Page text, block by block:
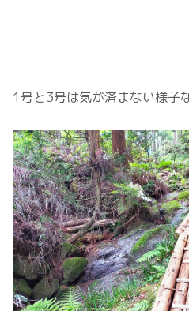
1号と3号は気が済まない様子